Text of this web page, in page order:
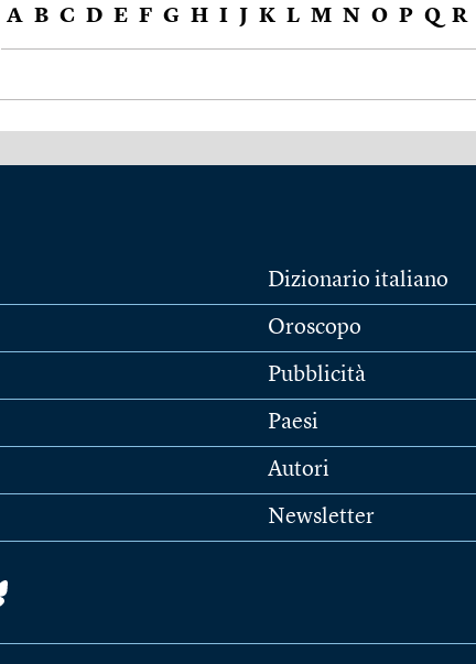
A B C D E F G H I J K L M N O P Q R
Dizionario italiano
Oroscopo
Pubblicità
Paesi
Autori
Newsletter